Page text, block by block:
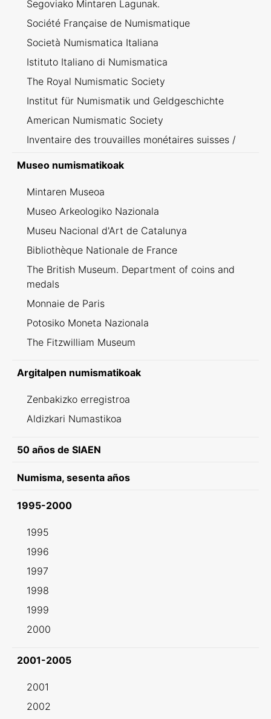
Segoviako Mintaren Lagunak.
Société Française de Numismatique
Società Numismatica Italiana
Istituto Italiano di Numismatica
The Royal Numismatic Society
Institut für Numismatik und Geldgeschichte
American Numismatic Society
Inventaire des trouvailles monétaires suisses /
Museo numismatikoak
Mintaren Museoa
Museo Arkeologiko Nazionala
Museu Nacional d'Art de Catalunya
Bibliothèque Nationale de France
The British Museum. Department of coins and
medals
Monnaie de Paris
Potosiko Moneta Nazionala
The Fitzwilliam Museum
Argitalpen numismatikoak
Zenbakizko erregistroa
Aldizkari Numastikoa
50 años de SIAEN
Numisma, sesenta años
1995-2000
1995
1996
1997
1998
1999
2000
2001-2005
2001
2002